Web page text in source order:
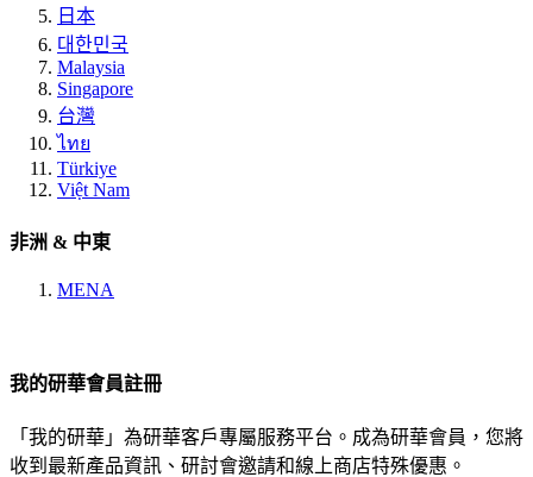
日本
대한민국
Malaysia
Singapore
台灣
ไทย
Türkiye
Việt Nam
非洲 & 中東
MENA
我的研華會員註冊
「我的研華」為研華客戶專屬服務平台。成為研華會員，您將
收到最新產品資訊、研討會邀請和線上商店特殊優惠。